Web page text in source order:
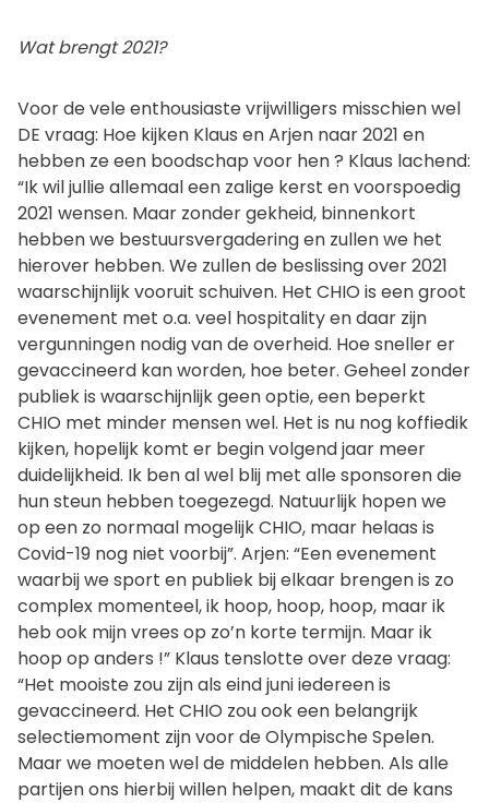
Wat brengt 2021?
Voor de vele enthousiaste vrijwilligers misschien wel
DE vraag: Hoe kijken Klaus en Arjen naar 2021 en
hebben ze een boodschap voor hen ? Klaus lachend:
“Ik wil jullie allemaal een zalige kerst en voorspoedig
2021 wensen. Maar zonder gekheid, binnenkort
hebben we bestuursvergadering en zullen we het
hierover hebben. We zullen de beslissing over 2021
waarschijnlijk vooruit schuiven. Het CHIO is een groot
evenement met o.a. veel hospitality en daar zijn
vergunningen nodig van de overheid. Hoe sneller er
gevaccineerd kan worden, hoe beter. Geheel zonder
publiek is waarschijnlijk geen optie, een beperkt
CHIO met minder mensen wel. Het is nu nog koffiedik
kijken, hopelijk komt er begin volgend jaar meer
duidelijkheid. Ik ben al wel blij met alle sponsoren die
hun steun hebben toegezegd. Natuurlijk hopen we
op een zo normaal mogelijk CHIO, maar helaas is
Covid-19 nog niet voorbij”. Arjen: “Een evenement
waarbij we sport en publiek bij elkaar brengen is zo
complex momenteel, ik hoop, hoop, hoop, maar ik
heb ook mijn vrees op zo’n korte termijn. Maar ik
hoop op anders !” Klaus tenslotte over deze vraag:
“Het mooiste zou zijn als eind juni iedereen is
gevaccineerd. Het CHIO zou ook een belangrijk
selectiemoment zijn voor de Olympische Spelen.
Maar we moeten wel de middelen hebben. Als alle
partijen ons hierbij willen helpen, maakt dit de kans